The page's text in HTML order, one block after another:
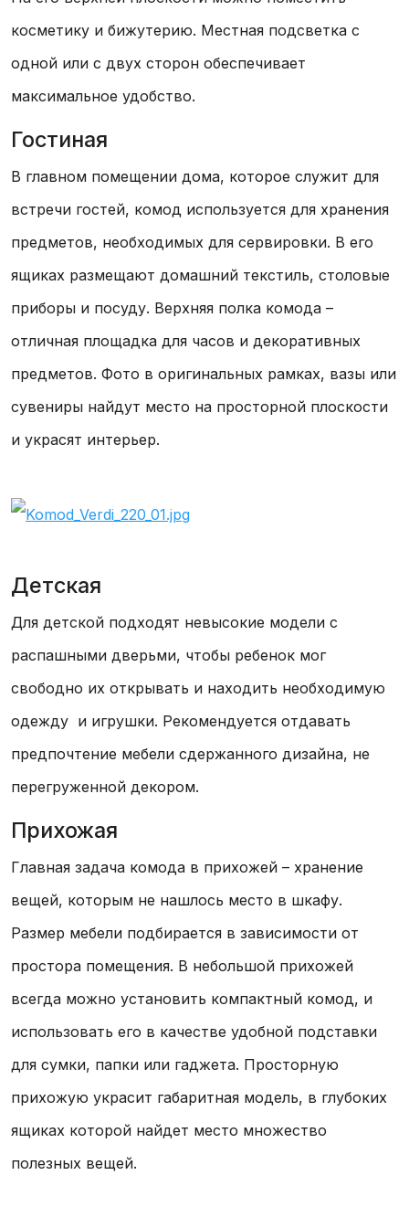
косметику и бижутерию. Местная подсветка с
одной или с двух сторон обеспечивает
максимальное удобство.
Гостиная
В главном помещении дома, которое служит для
встречи гостей, комод используется для хранения
предметов, необходимых для сервировки. В его
ящиках размещают домашний текстиль, столовые
приборы и посуду. Верхняя полка комода –
отличная площадка для часов и декоративных
предметов. Фото в оригинальных рамках, вазы или
сувениры найдут место на просторной плоскости
и украсят интерьер.
Детская
Для детской подходят невысокие модели с
распашными дверьми, чтобы ребенок мог
свободно их открывать и находить необходимую
одежду и игрушки. Рекомендуется отдавать
предпочтение мебели сдержанного дизайна, не
перегруженной декором.
Прихожая
Главная задача комода в прихожей – хранение
вещей, которым не нашлось место в шкафу.
Размер мебели подбирается в зависимости от
простора помещения. В небольшой прихожей
всегда можно установить компактный комод, и
использовать его в качестве удобной подставки
для сумки, папки или гаджета. Просторную
прихожую украсит габаритная модель, в глубоких
ящиках которой найдет место множество
полезных вещей.